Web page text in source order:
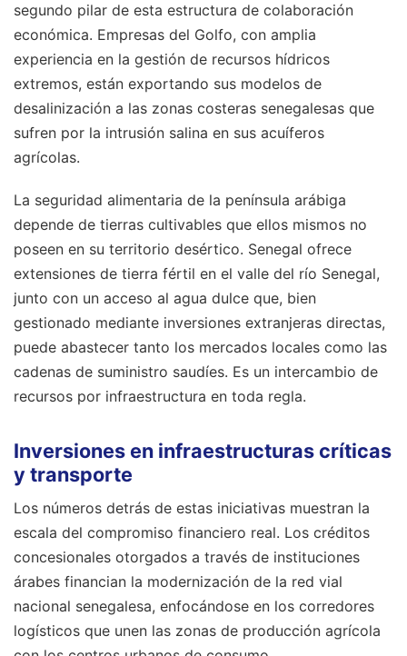
segundo pilar de esta estructura de colaboración
económica. Empresas del Golfo, con amplia
experiencia en la gestión de recursos hídricos
extremos, están exportando sus modelos de
desalinización a las zonas costeras senegalesas que
sufren por la intrusión salina en sus acuíferos
agrícolas.
La seguridad alimentaria de la península arábiga
depende de tierras cultivables que ellos mismos no
poseen en su territorio desértico. Senegal ofrece
extensiones de tierra fértil en el valle del río Senegal,
junto con un acceso al agua dulce que, bien
gestionado mediante inversiones extranjeras directas,
puede abastecer tanto los mercados locales como las
cadenas de suministro saudíes. Es un intercambio de
recursos por infraestructura en toda regla.
Inversiones en infraestructuras críticas
y transporte
Los números detrás de estas iniciativas muestran la
escala del compromiso financiero real. Los créditos
concesionales otorgados a través de instituciones
árabes financian la modernización de la red vial
nacional senegalesa, enfocándose en los corredores
logísticos que unen las zonas de producción agrícola